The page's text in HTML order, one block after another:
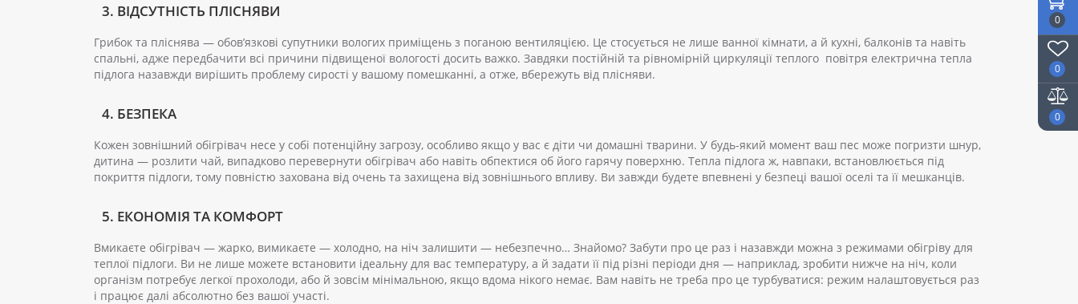
0
0
0
3. ВІДСУТНІСТЬ ПЛІСНЯВИ
Грибок та пліснява — обов’язкові супутники вологих приміщень з поганою вентиляцією. Це стосується не лише ванної кімнати, а й кухні, балконів та навіть
спальні, адже передбачити всі причини підвищеної вологості досить важко. Завдяки постійній та рівномірній циркуляції теплого повітря електрична тепла
підлога назавжди вирішить проблему сирості у вашому помешканні, а отже, вбережуть від плісняви.
4. БЕЗПЕКА
Кожен зовнішний обігрівач несе у собі потенційну загрозу, особливо якщо у вас є діти чи домашні тварини. У будь-який момент ваш пес може погризти шнур,
дитина — розлити чай, випадково перевернути обігрівач або навіть обпектися об його гарячу поверхню. Тепла підлога ж, навпаки, встановлюється під
покриття підлоги, тому повністю захована від очень та захищена від зовнішнього впливу. Ви завжди будете впевнені у безпеці вашої оселі та її мешканців.
5. ЕКОНОМІЯ ТА КОМФОРТ
Вмикаєте обігрівач — жарко, вимикаєте — холодно, на ніч залишити — небезпечно… Знайомо? Забути про це раз і назавжди можна з режимами обігріву для
теплої підлоги. Ви не лише можете встановити ідеальну для вас температуру, а й задати її під різні періоди дня — наприклад, зробити нижче на ніч, коли
організм потребує легкої прохолоди, або й зовсім мінімальною, якщо вдома нікого немає. Вам навіть не треба про це турбуватися: режим налаштовується раз
і працює далі абсолютно без вашої участі.